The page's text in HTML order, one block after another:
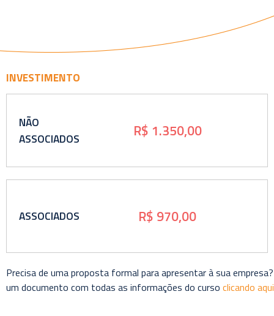
INVESTIMENTO
ASSOCIADOS R$ 970,00
NÃO
ASSOCIADOS
R$ 1.350,00
Precisa de uma proposta formal para apresentar à sua
um documento com todas as informações do curso clicando